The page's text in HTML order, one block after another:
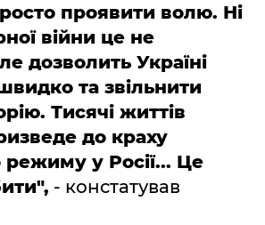
проявити волю. Ні
війни це не
дозволить Україні
та звільнити
Тисячі життів
до краху
режиму у Росії... Це
- констатував